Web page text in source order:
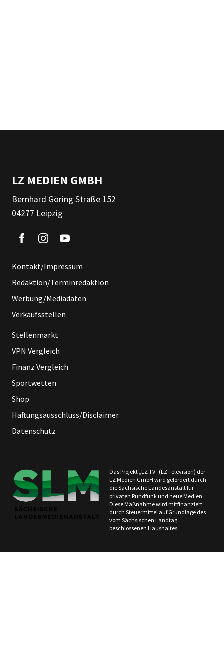
LZ MEDIEN GMBH
Bernhard Göring Straße 152
04277 Leipzig
Kontakt/Impressum
Redaktion/Terminredaktion
Werbung/Mediadaten
Verkaufsstellen
Stellenmarkt
VPN Vergleich
Finanz Vergleich
Sportwetten
Shop
Haftungsausschluss/Disclaimer
Datenschutz
Das Projekt „LZ TV“ (LZ Television) der
LZ Medien GmbH wird gefördert durch
die Sächsische Landesanstalt für
privaten Rundfunk und neue Medien.
Diese Maßnahme wird mitfinanziert
durch Steuermittel auf Grundlage des
vom Sächsischen Landtag
beschlossenen Haushaltes.